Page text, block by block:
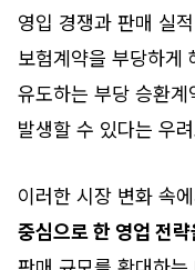
영입 경쟁과 판매 실
보험계약을 부당하게
유도하는 부당 승환
발생할 수 있다는 우
이러한 시장 변화 속
중심으로 한 영업 전